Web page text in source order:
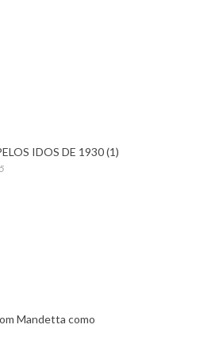
IDOS DE 1930 (1)
Mandetta como